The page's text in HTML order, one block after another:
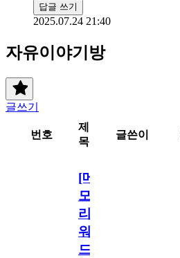
답글 쓰기
2025.07.24 21:40
자유이야기방
글쓰기
번호
제
목
글쓴이
[메
모
리
워
드